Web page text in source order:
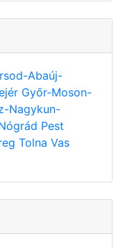
Abaúj-
Győr-Moson-
Nagykun-
Pest
Tolna Vas